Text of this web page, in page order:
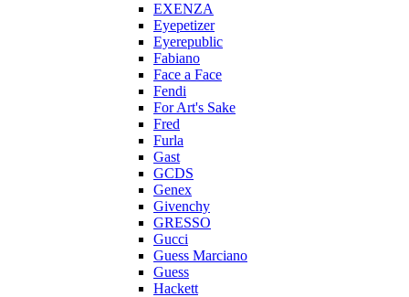
EXENZA
Eyepetizer
Eyerepublic
Fabiano
Face a Face
Fendi
For Art's Sake
Fred
Furla
Gast
GCDS
Genex
Givenchy
GRESSO
Gucci
Guess Marciano
Guess
Hackett